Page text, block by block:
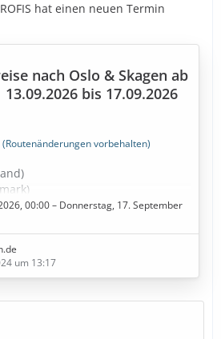
hat einen neuen Termin
nach Oslo & Skagen ab
bis 17.09.2026
(Routenänderungen vorbehalten)
Urlaubsplanung
00:00 – Donnerstag, 17. September
um 13:17